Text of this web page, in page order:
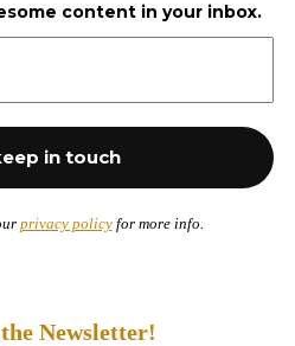
content in your inbox.
privacy policyfor more info.
Newsletter!